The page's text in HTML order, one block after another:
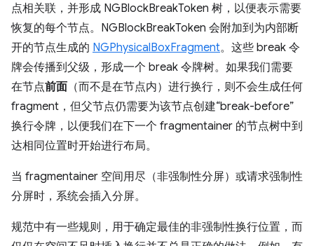
点相关联，并形成 NGBlockBreakToken 树，以便表示需要
恢复的每个节点。NGBlockBreakToken 会附加到为内部断
开的节点生成的 NGPhysicalBoxFragment。这些 break 令
牌会传播到父级，形成一个 break 令牌树。如果我们需要
在节点前面 （而不是在节点内）进行换行，则不会生成任何
fragment，但父节点仍需要为该节点创建“break-before”
换行令牌，以便我们在下一个 fragmentainer 的节点树中到
达相同位置时开始进行布局。
当 fragmentainer 空间用尽（非强制性分屏）或请求强制性
分屏时，系统会插入分屏。
规范中有一些规则，用于确定最佳的非强制性换行位置，而